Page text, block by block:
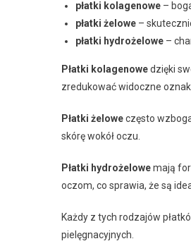
płatki kolagenowe –
płatki żelowe –
płatki hydrożelowe –
Płatki kolagenowedzięki
zredukować widoczne
Płatki żeloweczęsto
skórę wokół oczu.
Płatki hydrożelowemają
oczom, co sprawia, że są
Każdy z tych rodzajów
pielęgnacyjnych.